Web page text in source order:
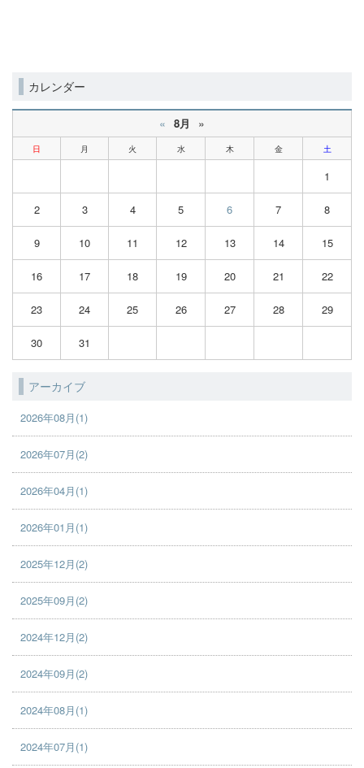
カレンダー
« 8月 »
日 月 火 水 木 金 土
1
2 3 4 5 6 7 8
9 10 11 12 13 14 15
16 17 18 19 20 21 22
23 24 25 26 27 28 29
30 31
アーカイブ
2026年08月(1)
2026年07月(2)
2026年04月(1)
2026年01月(1)
2025年12月(2)
2025年09月(2)
2024年12月(2)
2024年09月(2)
2024年08月(1)
2024年07月(1)